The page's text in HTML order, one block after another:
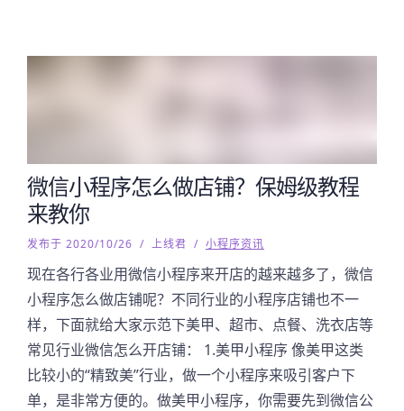
微信小程序怎么做店铺？保姆级教程
来教你
发布于 2020/10/26 / 上线君 / 小程序资讯
现在各行各业用微信小程序来开店的越来越多了，微信
小程序怎么做店铺呢？不同行业的小程序店铺也不一
样，下面就给大家示范下美甲、超市、点餐、洗衣店等
常见行业微信怎么开店铺： 1.美甲小程序 像美甲这类
比较小的“精致美”行业，做一个小程序来吸引客户下
单，是非常方便的。做美甲小程序，你需要先到微信公